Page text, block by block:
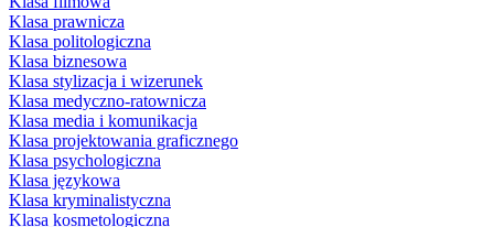
Klasa prawnicza
Klasa politologiczna
Klasa biznesowa
Klasa stylizacja i wizerunek
Klasa medyczno-ratownicza
Klasa media i komunikacja
Klasa projektowania graficznego
Klasa psychologiczna
Klasa językowa
Klasa kryminalistyczna
Klasa kosmetologiczna